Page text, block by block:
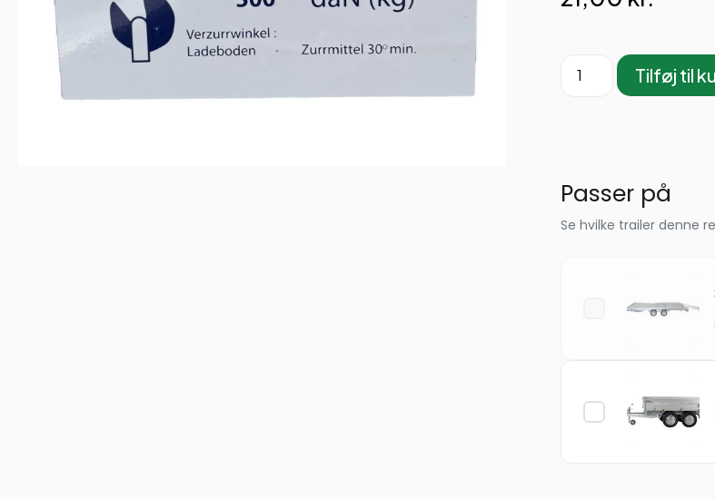
Tilføj til
Passer på
Se hvilke trailer denne